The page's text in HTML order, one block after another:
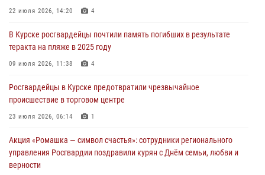
За прошедшую неделю росгвардейцы Курской области проверили
30 июля 2026, 07:00
Курские росгвардейцы приняли участие в благодарственном
28 июля 2026, 13:17
22 июля 2026, 14:20 4
В Курске росгвардейцы почтили память погибших в результате
теракта на пляже в 2025 году
09 июля 2026, 11:38 4
Росгвардейцы в Курске предотвратили чрезвычайное
происшествие в торговом центре
23 июля 2026, 06:14 1
Акция «Ромашка — символ счастья»: сотрудники регионального
управления Росгвардии поздравили курян с Днём семьи, любви и
верности